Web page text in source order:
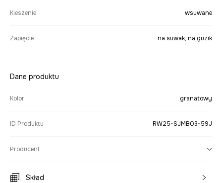
Kieszenie wsuwane
Zapięcie na suwak, na guzik
Dane produktu
Kolor granatowy
ID Produktu RW25-SJMB03-59J
Producent
Skład